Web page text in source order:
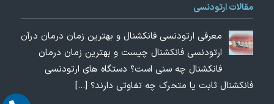
مقالات ارتودنسی
معرفی ارتودنسی فانکشنال و بهترین زمان درمان درآن
ارتودنسی فانکشنال چیست و بهترین زمان درمان
فانکشنال چه سنی است؟ دستگاه های ارتودنسی
فانکشنال ثابت یا متحرک چه تفاوتی دارند؟[…]